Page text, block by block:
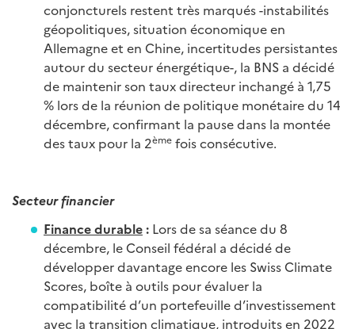
conjoncturels restent très marqués -instabilités
géopolitiques, situation économique en
Allemagne et en Chine, incertitudes persistantes
autour du secteur énergétique-, la BNS a décidé
de maintenir son taux directeur inchangé à 1,75
% lors de la réunion de politique monétaire du 14
décembre, confirmant la pause dans la montée
des taux pour la 2ème fois consécutive.
Secteur financier
Finance durable: Lors de sa séance du 8
décembre, le Conseil fédéral a décidé de
développer davantage encore les Swiss Climate
Scores, boîte à outils pour évaluer la
compatibilité d’un portefeuille d’investissement
avec la transition climatique, introduits en 2022